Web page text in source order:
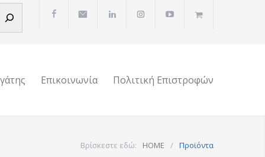
Επικοινωνία Πολιτική Επιστροφών
Βρίσκεστε εδώ: HOME / Προϊόντα